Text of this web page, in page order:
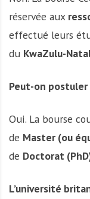
réservée aux
effectué leurs
du KwaZulu-
Peut-on postuler
Oui. La bourse
de Master (ou
de Doctorat
L’université